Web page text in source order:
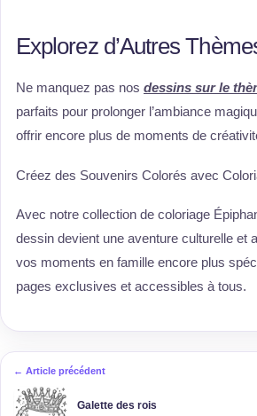
Explorez d’Autres
Ne manquez pas nos dessins sur le
parfaits pour prolonger l’ambiance
offrir encore plus de moments de
Créez des Souvenirs Colorés avec
Avec notre collection de coloriage
dessin devient une aventure culturelle et
vos moments en famille encore plus
pages exclusives et accessibles à tous.
← Article précédent
Galette des rois